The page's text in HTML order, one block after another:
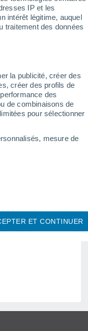
IP et les
intérêt légitime, auquel
traitement des données
la publicité, créer des
créer des profils de
des
de combinaisons de
pour sélectionner
mesure de
ET CONTINUER